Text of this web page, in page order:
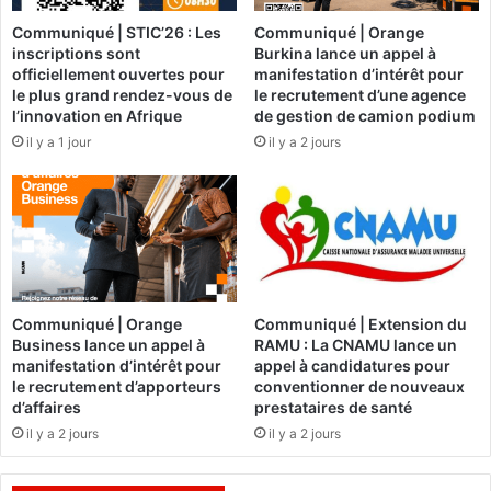
t
e
r
i
e
d
e
s
u
e
s
d
u
g
o
u
e
o
r
i
s
t
e
s
n
u
t
a
i
s
é
s
,
n
Communiqué | STIC’26 : Les
inscriptions sont
officiellement ouvertes pour
le plus grand rendez-vous de
l’innovation en Afrique
il y a 1 jour
Communiqué | Orange
Burkina lance un appel à
manifestation d’intérêt pour
le recrutement d’une agence
de gestion de camion podium
il y a 2 jours
Communiqué | Orange
Business lance un appel à
manifestation d’intérêt pour
le recrutement d’apporteurs
d’affaires
il y a 2 jours
Communiqué | Extension du
RAMU : La CNAMU lance un
appel à candidatures pour
conventionner de nouveaux
prestataires de santé
il y a 2 jours